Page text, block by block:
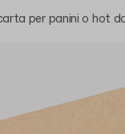
per panini o hot